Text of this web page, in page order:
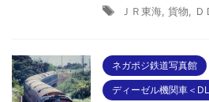
ＪＲ東海 貨物 Ｄ
ネガポジ鉄道写真館
ディーゼル機関車＜